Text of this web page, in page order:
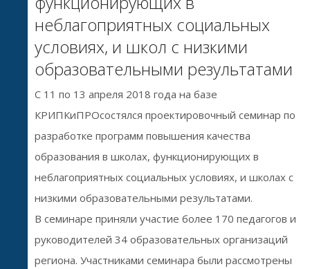
неблагоприятных социальных
условиях, и школ с низкими
образовательными результатами
С 11 по 13 апреля 2018 года на базе
КРИПКиПРОсостялся проектировочный семинар по
разработке программ повышения качества
образования в школах, функционирующих в
неблагоприятных социальных условиях, и школах с
низкими образовательными результатами.
В семинаре приняли участие более 170 педагогов и
руководителей 34 образовательных организаций
региона. Участниками семинара были рассмотрены